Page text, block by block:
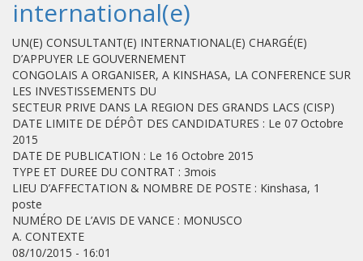
international(e)
UN(E) CONSULTANT(E) INTERNATIONAL(E) CHARGÉ(E)
D’APPUYER LE GOUVERNEMENT
CONGOLAIS A ORGANISER, A KINSHASA, LA CONFERENCE SUR
LES INVESTISSEMENTS DU
SECTEUR PRIVE DANS LA REGION DES GRANDS LACS (CISP)
DATE LIMITE DE DÉPÔT DES CANDIDATURES : Le 07 Octobre
2015
DATE DE PUBLICATION : Le 16 Octobre 2015
TYPE ET DUREE DU CONTRAT : 3mois
LIEU D’AFFECTATION & NOMBRE DE POSTE : Kinshasa, 1
poste
NUMÉRO DE L’AVIS DE VANCE : MONUSCO
A. CONTEXTE
08/10/2015 - 16:01